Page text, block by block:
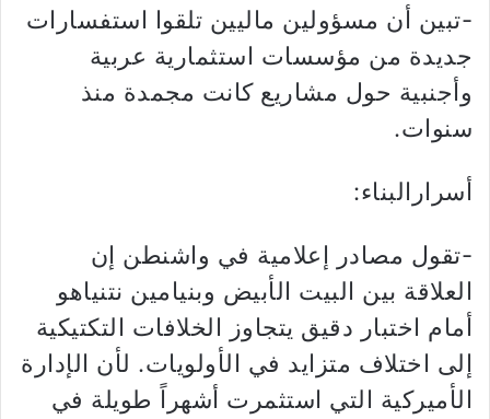
-تبين أن مسؤولين ماليين تلقوا استفسارات
جديدة من مؤسسات استثمارية عربية
وأجنبية حول مشاريع كانت مجمدة منذ
سنوات.
أسرارالبناء:
-تقول مصادر إعلامية في واشنطن إن
العلاقة بين البيت الأبيض وبنيامين نتنياهو
أمام اختبار دقيق يتجاوز الخلافات التكتيكية
إلى اختلاف متزايد في الأولويات. لأن الإدارة
الأميركية التي استثمرت أشهراً طويلة في